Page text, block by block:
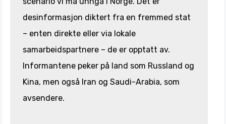
desinformasjon diktert fra en fremmed stat
– enten direkte eller via lokale
samarbeidspartnere – de er opptatt av.
Informantene peker på land som Russland og
Kina, men også Iran og Saudi-Arabia, som
avsendere.